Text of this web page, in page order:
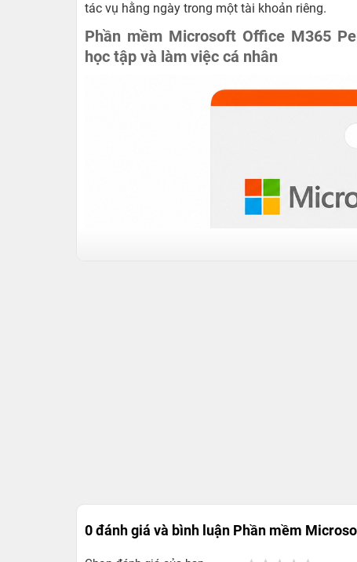
tác vụ hằng ngày trong một tài khoản riêng.
Phần mềm Microsoft Office M365
học tập và làm việc cá nhân
0 đánh giá và bình luận Phần mềm